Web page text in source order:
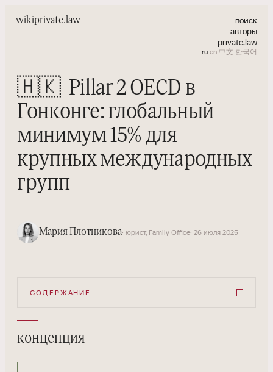
wikiprivate.law
поиск
авторы
private.law
ru·en·中文·한국어
🇭🇰 Pillar 2 OECD в
Гонконге: глобальный
минимум 15% для
крупных международных
групп
Мария Плотникова· юрист, Family Office· 26 июля 2025
СОДЕРЖАНИЕ
концепция